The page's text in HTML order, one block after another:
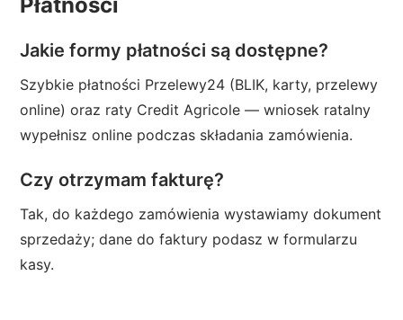
Jakie formy płatności są dostępne?
Szybkie płatności Przelewy24 (BLIK, karty, przelewy
online) oraz raty Credit Agricole — wniosek ratalny
wypełnisz online podczas składania zamówienia.
Czy otrzymam fakturę?
Tak, do każdego zamówienia wystawiamy dokument
sprzedaży; dane do faktury podasz w formularzu
kasy.